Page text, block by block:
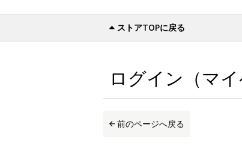
ストアTOPに戻る
世界のお茶専門店ルピシア ログイ
ログイン（マイ
前のページへ戻る